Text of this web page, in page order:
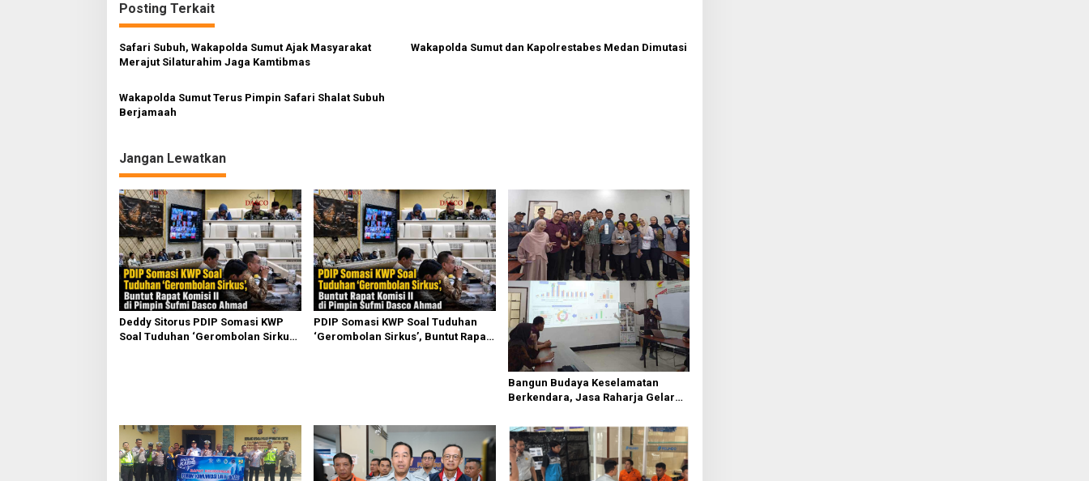
i
g
a
i
o
s
Posting Terkait
Safari Subuh, Wakapolda Sumut Ajak Masyarakat
Merajut Silaturahim Jaga Kamtibmas
Wakapolda Sumut dan Kapolrestabes Medan Dimutasi
Wakapolda Sumut Terus Pimpin Safari Shalat Subuh
Berjamaah
Jangan Lewatkan
Deddy Sitorus PDIP Somasi KWP
Soal Tuduhan ‘Gerombolan Sirkus’,
PDIP Somasi KWP Soal Tuduhan
‘Gerombolan Sirkus’, Buntut Rapat
Bangun Budaya Keselamatan
Berkendara, Jasa Raharja Gelar
Medan Industri